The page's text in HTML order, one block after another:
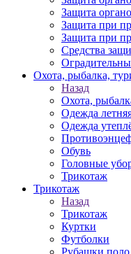
Защита
Защита при
Защита при
Средства
Охота, рыбалка,
Назад
Охота,
Одежда
Одежда
Обувь
Головные
Трикотаж
Трикотаж
Назад
Трикотаж
Куртки
Футболки
Рубашки поло